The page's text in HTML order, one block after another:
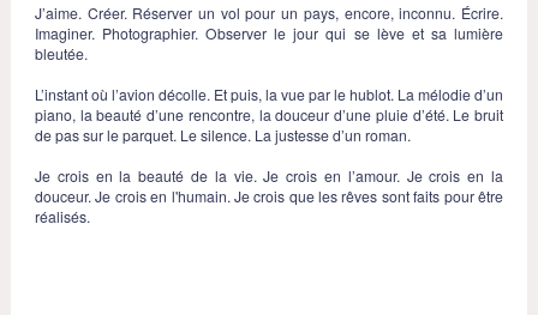
J’aime. Créer. Réserver un vol pour un pays, encore, inconnu. Écrire.
Imaginer. Photographier. Observer le jour qui se lève et sa lumière
bleutée.
L’instant où l’avion décolle. Et puis, la vue par le hublot. La mélodie d’un
piano, la beauté d’une rencontre, la douceur d’une pluie d’été. Le bruit
de pas sur le parquet. Le silence. La justesse d’un roman.
Je crois en la beauté de la vie. Je crois en l’amour. Je crois en la
douceur. Je crois en l'humain. Je crois que les rêves sont faits pour être
réalisés.